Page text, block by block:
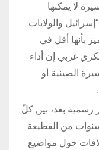
لا يمكنها
والولايات
بأنها أقل في
غربي إن أداء
الصينية أو
رسمية بعد، بين كلّ
من القطيعة
حول مواضيع